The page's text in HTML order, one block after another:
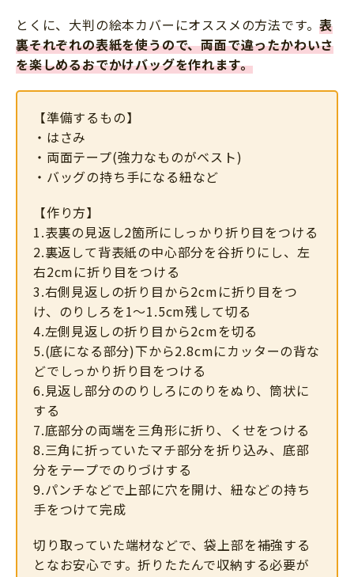
とくに、大判の絵本カバーにオススメの方法です。表
裏それぞれの表紙を使うので、両面で違ったかわいさ
を楽しめるおでかけバッグを作れます。
【準備するもの】
・はさみ
・両面テープ(強力なものがベスト)
・バッグの持ち手になる紐など
【作り方】
1.表裏の見返し2箇所にしっかり折り目をつける
2.裏返して背表紙の中心部分を谷折りにし、左
右2cmに折り目をつける
3.右側見返しの折り目から2cmに折り目をつ
け、のりしろを1〜1.5cm残して切る
4.左側見返しの折り目から2cmを切る
5.(底になる部分)下から2.8cmにカッターの背な
どでしっかり折り目をつける
6.見返し部分ののりしろにのりをぬり、筒状に
する
7.底部分の両端を三角形に折り、くせをつける
8.三角に折っていたマチ部分を折り込み、底部
分をテープでのりづけする
9.パンチなどで上部に穴を開け、紐などの持ち
手をつけて完成
切り取っていた端材などで、袋上部を補強する
となお安心です。折りたたんで収納する必要が